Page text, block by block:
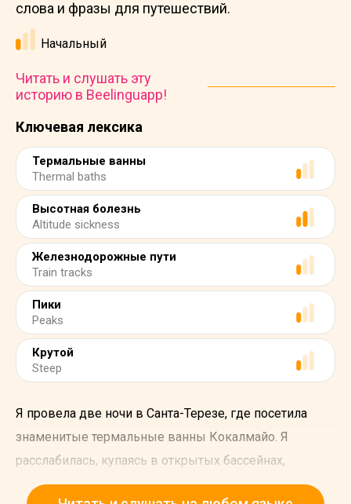
Ключевая лексика
Термальные ванны
Thermal baths
Высотная болезнь
Altitude sickness
Железнодорожные пути
Train tracks
Пики
Peaks
Крутой
Steep
слова и фразы для путешествий.
Начальный
Читать и слушать эту
историю в Beelinguapp!
Я провела две ночи в Санта-Терезе, где посетила
знаменитые термальные ванны Кокалмайо. Я
расслабилась, купаясь в открытых бассейнах,
питаемых природными горячими источниками.